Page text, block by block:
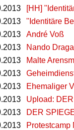
[HH]
"Identitäre
André Voß
Nando
Malte
Ehemaliger
Upload:
DER
Protestcamp